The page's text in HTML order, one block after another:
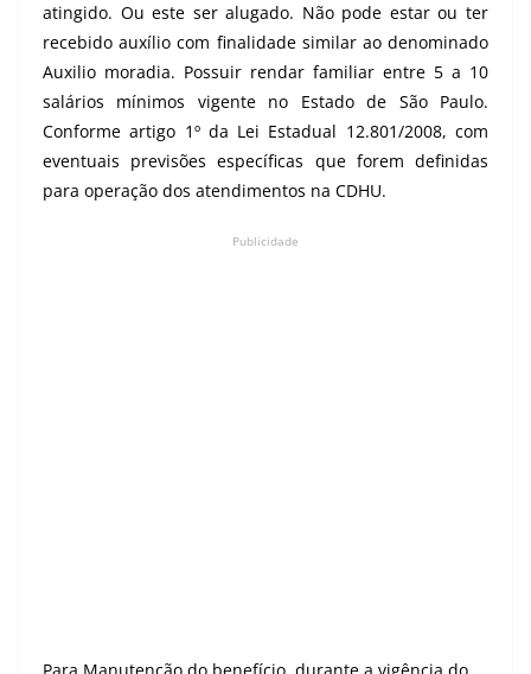
atingido. Ou este ser alugado. Não pode estar ou ter
recebido auxílio com finalidade similar ao denominado
Auxilio moradia. Possuir rendar familiar entre 5 a 10
salários mínimos vigente no Estado de São Paulo.
Conforme artigo 1º da Lei Estadual 12.801/2008, com
eventuais previsões específicas que forem definidas
para operação dos atendimentos na CDHU.
Publicidade